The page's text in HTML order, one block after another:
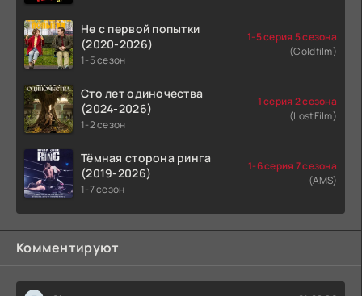
Не с первой попытки
(2020-2026)
1-5 сезон
1-5 серия 5 сезона
(Coldfilm)
Сто лет одиночества
(2024-2026)
1-2 сезон
1 серия 2 сезона
(LostFilm)
Тёмная сторона ринга
(2019-2026)
1-7 сезон
1-6 серия 7 сезона
(AMS)
Комментируют